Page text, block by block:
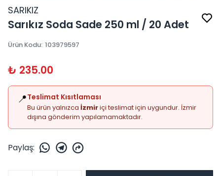
SARIKIZ
Sarıkız Soda Sade 250 ml / 20 Adet
Ürün Kodu: 103979597
₺ 235.00
📍Teslimat Kısıtlaması
Bu ürün yalnızca İzmiriçi teslimat için uygundur. İzmir
dışına gönderim yapılamamaktadır.
Paylaş: